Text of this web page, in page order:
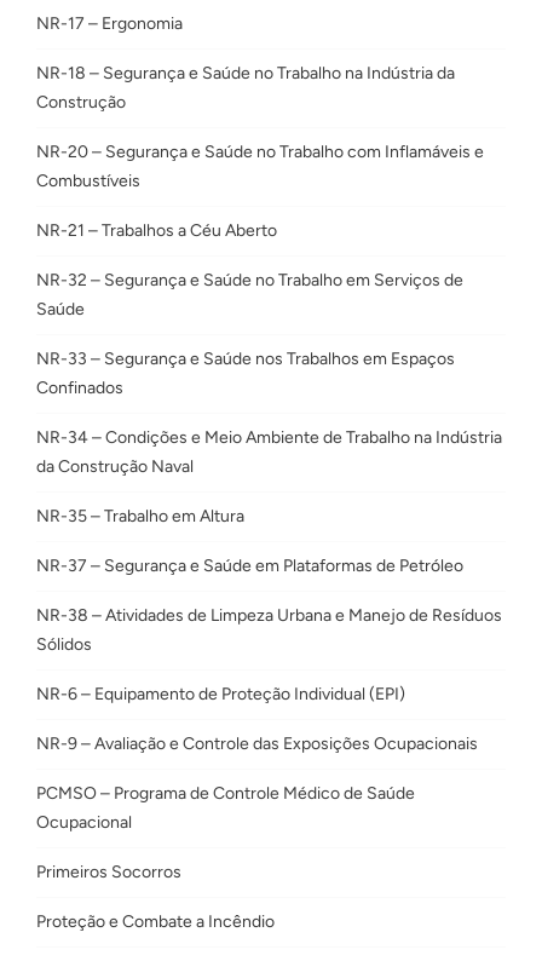
NR-17 – Ergonomia
NR-18 – Segurança e Saúde no Trabalho na Indústria da
Construção
NR-20 – Segurança e Saúde no Trabalho com Inflamáveis e
Combustíveis
NR-21 – Trabalhos a Céu Aberto
NR-32 – Segurança e Saúde no Trabalho em Serviços de
Saúde
NR-33 – Segurança e Saúde nos Trabalhos em Espaços
Confinados
NR-34 – Condições e Meio Ambiente de Trabalho na Indústria
da Construção Naval
NR-35 – Trabalho em Altura
NR-37 – Segurança e Saúde em Plataformas de Petróleo
NR-38 – Atividades de Limpeza Urbana e Manejo de Resíduos
Sólidos
NR-6 – Equipamento de Proteção Individual (EPI)
NR-9 – Avaliação e Controle das Exposições Ocupacionais
PCMSO – Programa de Controle Médico de Saúde
Ocupacional
Primeiros Socorros
Proteção e Combate a Incêndio